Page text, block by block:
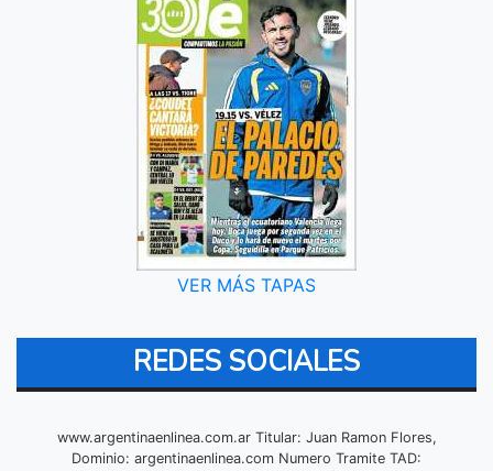
VER MÁS TAPAS
REDES SOCIALES
www.argentinaenlinea.com.ar Titular: Juan Ramon Flores,
Dominio: argentinaenlinea.com Numero Tramite TAD: